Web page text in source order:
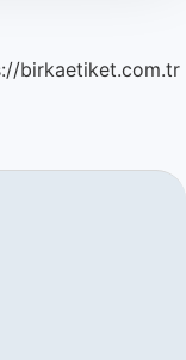
birkaetiket.com.tr